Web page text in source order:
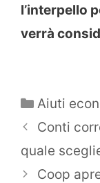
l’interpello
verrà
Categorie
Aiuti
Conti
quale
Coop